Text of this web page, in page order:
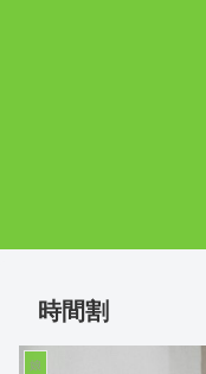
時間割
娘